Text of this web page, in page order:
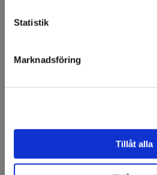
Statistik
Marknadsföring
Tillåt alla
Plastöljett Holeguard